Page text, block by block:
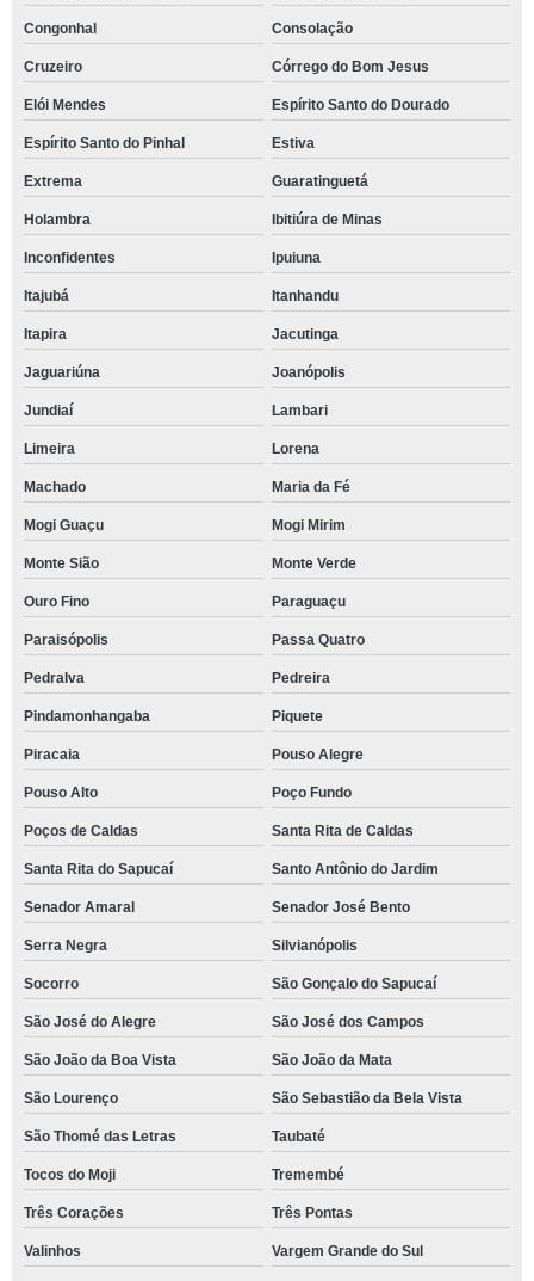
Congonhal Consolação
Cruzeiro Córrego do Bom Jesus
Elói Mendes Espírito Santo do Dourado
Espírito Santo do Pinhal Estiva
Extrema Guaratinguetá
Holambra Ibitiúra de Minas
Inconfidentes Ipuiuna
Itajubá Itanhandu
Itapira Jacutinga
Jaguariúna Joanópolis
Jundiaí Lambari
Limeira Lorena
Machado Maria da Fé
Mogi Guaçu Mogi Mirim
Monte Sião Monte Verde
Ouro Fino Paraguaçu
Paraisópolis Passa Quatro
Pedralva Pedreira
Pindamonhangaba Piquete
Piracaia Pouso Alegre
Pouso Alto Poço Fundo
Poços de Caldas Santa Rita de Caldas
Santa Rita do Sapucaí Santo Antônio do Jardim
Senador Amaral Senador José Bento
Serra Negra Silvianópolis
Socorro São Gonçalo do Sapucaí
São José do Alegre São José dos Campos
São João da Boa Vista São João da Mata
São Lourenço São Sebastião da Bela Vista
São Thomé das Letras Taubaté
Tocos do Moji Tremembé
Três Corações Três Pontas
Valinhos Vargem Grande do Sul